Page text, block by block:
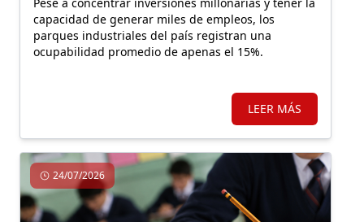
capacidad de generar miles de empleos, los
parques industriales del país registran una
ocupabilidad promedio de apenas el 15%.
LEER MÁS
24/07/2026